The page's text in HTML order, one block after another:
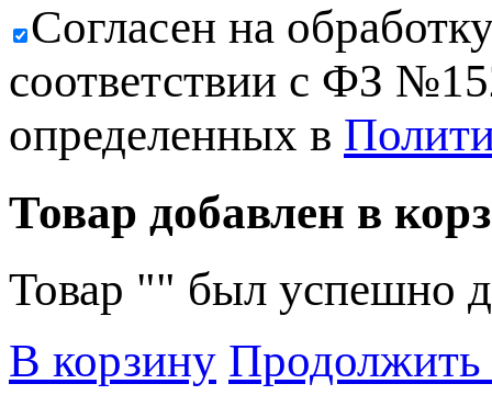
Cогласен на
соответствии с ФЗ
определенных в
Товар добавлен в
Товар "" был успешно
В корзину Продолжить